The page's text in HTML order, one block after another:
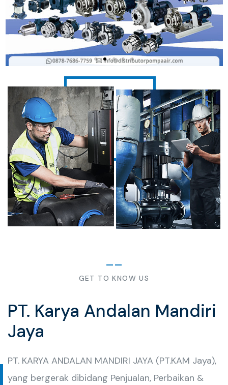
GET TO KNOW US
PT. Karya Andalan Mandiri
Jaya
PT. KARYA ANDALAN MANDIRI JAYA (PT.KAM Jaya),
yang bergerak dibidang Penjualan, Perbaikan &